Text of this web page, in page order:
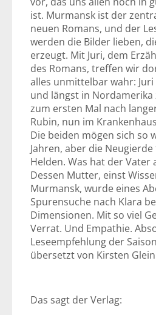
ist. Murmansk ist der
neuen Romans, und der
werden die Bilder lieben,
erzeugt. Mit Juri, dem
des Romans, treffen wir
alles unmittelbar wahr:
und längst in Nordamerika
zum ersten Mal nach
Rubin, nun im
Die beiden mögen sich so
Jahren, aber die
Helden. Was hat der Vater
Dessen Mutter, einst
Murmansk, wurde eines
Spurensuche nach Klara
Dimensionen. Mit so viel
Verrat. Und Empathie.
Leseempfehlung der
übersetzt von Kirsten
Das sagt der Verlag: